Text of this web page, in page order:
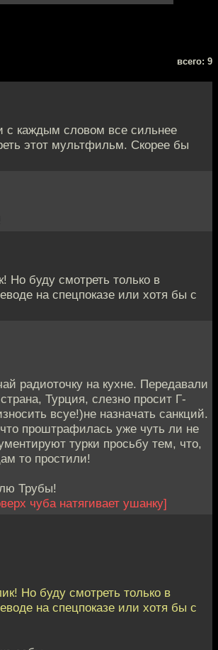
всего: 9
с каждым словом все сильнее
этот мультфильм. Скорее бы
Но буду смотреть только в
на спецпоказе или хотя бы с
радиоточку на кухне. Передавали
Турция, слезно просит Г-
всуе!)не назначать санкций.
проштрафилась уже чуть ли не
турки просьбу тем, что,
то простили!
Трубы!
чуба натягивает ушанку]
Но буду смотреть только в
на спецпоказе или хотя бы с